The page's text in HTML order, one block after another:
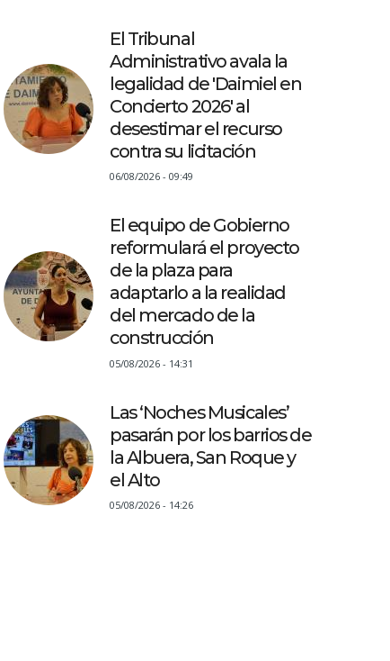
El Tribunal
Administrativo avala la
legalidad de 'Daimiel en
Concierto 2026' al
desestimar el recurso
contra su licitación
06/08/2026 - 09:49
El equipo de Gobierno
reformulará el proyecto
de la plaza para
adaptarlo a la realidad
del mercado de la
construcción
05/08/2026 - 14:31
Las ‘Noches Musicales’
pasarán por los barrios de
la Albuera, San Roque y
el Alto
05/08/2026 - 14:26